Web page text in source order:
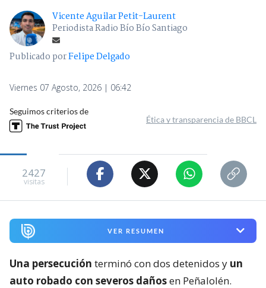
Vicente Aguilar Petit-Laurent
Periodista Radio Bío Bío Santiago
Publicado porFelipe Delgado
Viernes 07 Agosto, 2026 | 06:42
Seguimos criterios de
Ética y transparencia de BBCL
2427
visitas
VER RESUMEN
Una persecución terminó con dos detenidos y un
auto robado con severos dañosen Peñalolén.